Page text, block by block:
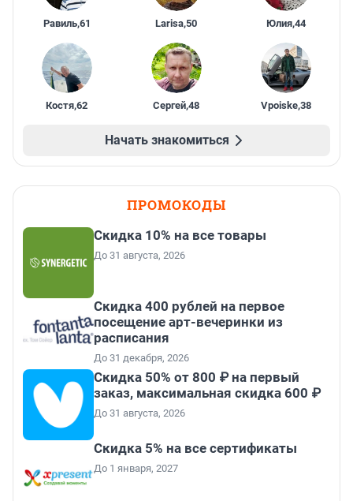
Равиль,61 Larisa,50 Юлия,44
Костя,62 Сергей,48 Vpoiske,38
Начать знакомиться
ПРОМОКОДЫ
Скидка 10% на все товары
До 31 августа, 2026
Cкидка 400 рублей на первое
посещение арт-вечеринки из
расписания
До 31 декабря, 2026
Скидка 50% от 800 ₽ на первый
заказ, максимальная скидка 600 ₽
До 31 августа, 2026
Скидка 5% на все сертификаты
До 1 января, 2027